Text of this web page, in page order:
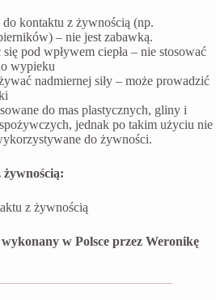
kontaktu z żywnością (np.
– nie jest zabawką.
pod wpływem ciepła – nie stosować
wypieku
nadmiernej siły – może prowadzić
do mas plastycznych, gliny i
jednak po takim użyciu nie
do żywności.
żywnością:
z żywnością
w Polsce przez Weronikę